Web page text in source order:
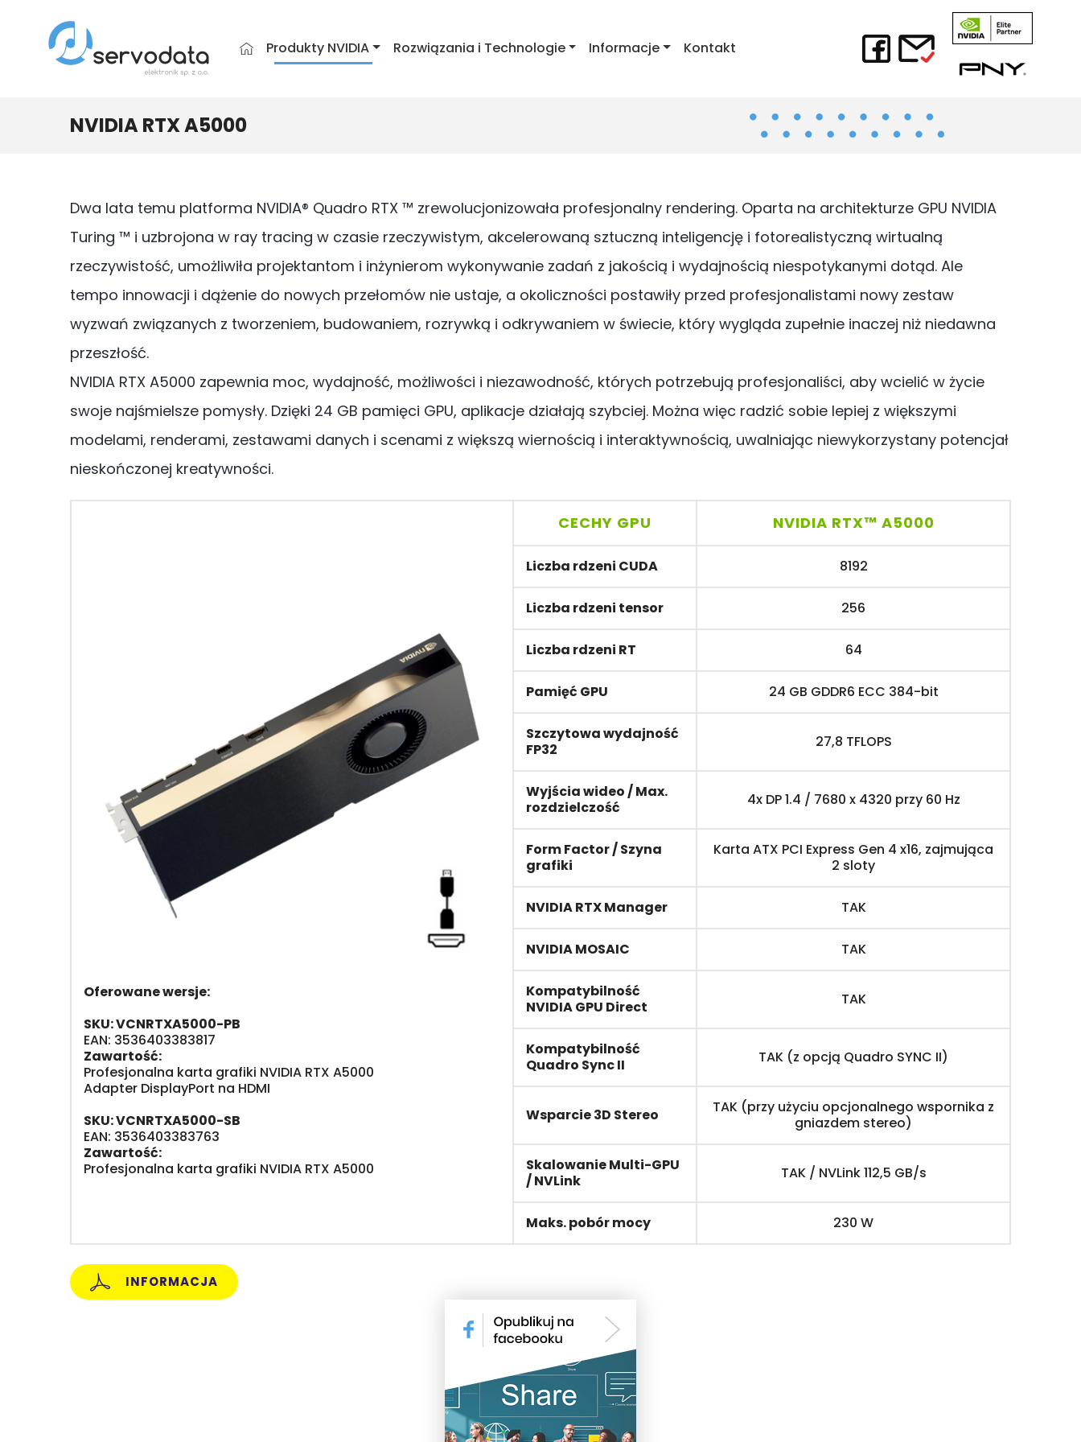
Produkty NVIDIA Rozwiązania i Technologie Informacje Kontakt
NVIDIA RTX A5000
Dwa lata temu platforma NVIDIA® Quadro RTX ™ zrewolucjonizowała profesjonalny rendering. Oparta na architekturze GPU NVIDIA
Turing ™ i uzbrojona w ray tracing w czasie rzeczywistym, akcelerowaną sztuczną inteligencję i fotorealistyczną wirtualną
rzeczywistość, umożliwiła projektantom i inżynierom wykonywanie zadań z jakością i wydajnością niespotykanymi dotąd. Ale
tempo innowacji i dążenie do nowych przełomów nie ustaje, a okoliczności postawiły przed profesjonalistami nowy zestaw
wyzwań związanych z tworzeniem, budowaniem, rozrywką i odkrywaniem w świecie, który wygląda zupełnie inaczej niż niedawna
przeszłość.
NVIDIA RTX A5000 zapewnia moc, wydajność, możliwości i niezawodność, których potrzebują profesjonaliści, aby wcielić w życie
swoje najśmielsze pomysły. Dzięki 24 GB pamięci GPU, aplikacje działają szybciej. Można więc radzić sobie lepiej z większymi
modelami, renderami, zestawami danych i scenami z większą wiernością i interaktywnością, uwalniając niewykorzystany potencjał
nieskończonej kreatywności.
Oferowane wersje:
SKU: VCNRTXA5000-PB
EAN: 3536403383817
Zawartość:
Profesjonalna karta grafiki NVIDIA RTX A5000
Adapter DisplayPort na HDMI
SKU: VCNRTXA5000-SB
EAN: 3536403383763
Zawartość:
Profesjonalna karta grafiki NVIDIA RTX A5000
CECHY GPU NVIDIA RTX™ A5000
Liczba rdzeni CUDA 8192
Liczba rdzeni tensor 256
Liczba rdzeni RT 64
Pamięć GPU 24 GB GDDR6 ECC 384-bit
Szczytowa wydajność
FP32
27,8 TFLOPS
Wyjścia wideo / Max.
rozdzielczość
4x DP 1.4 / 7680 x 4320 przy 60 Hz
Form Factor / Szyna
grafiki
Karta ATX PCI Express Gen 4 x16, zajmująca
2 sloty
NVIDIA RTX Manager TAK
NVIDIA MOSAIC TAK
Kompatybilność
NVIDIA GPU Direct
TAK
Kompatybilność
Quadro Sync II
TAK (z opcją Quadro SYNC II)
Wsparcie 3D Stereo
TAK (przy użyciu opcjonalnego wspornika z
gniazdem stereo)
Skalowanie Multi-GPU
/ NVLink
TAK / NVLink 112,5 GB/s
Maks. pobór mocy 230 W
INFORMACJA